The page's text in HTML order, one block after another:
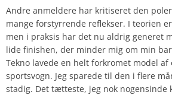
Andre anmeldere har kritiseret den
mange forstyrrende reflekser. I teorien
men i praksis har det nu aldrig generet
lide finishen, der minder mig om min
Tekno lavede en helt forkromet model af
sportsvogn. Jeg sparede til den i flere
stadig. Det tætteste, jeg nok nogensinde